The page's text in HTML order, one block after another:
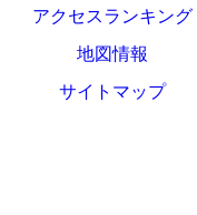
アクセスランキング
地図情報
サイトマップ